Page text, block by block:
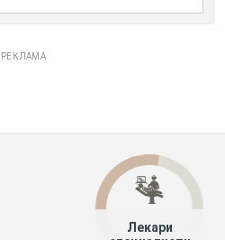
РЕКЛАМА
Лекари